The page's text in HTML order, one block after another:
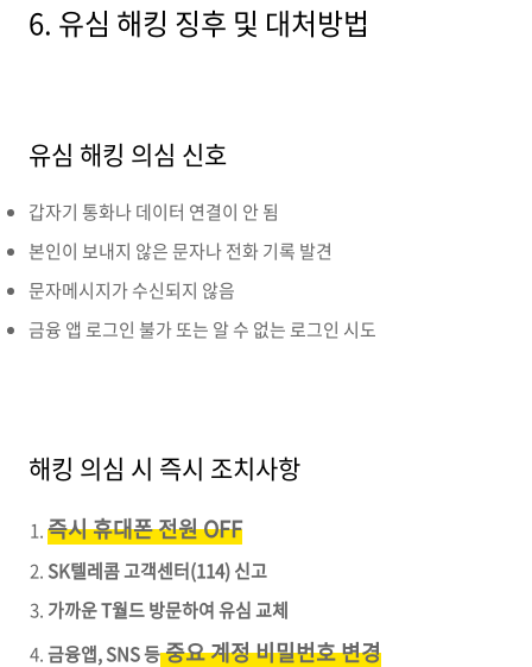
6. 유심 해킹 징후 및 대처방법
유심 해킹 의심 신호
갑자기 통화나 데이터 연결이 안 됨
본인이 보내지 않은 문자나 전화 기록 발견
문자메시지가 수신되지 않음
금융 앱 로그인 불가 또는 알 수 없는 로그인 시도
해킹 의심 시 즉시 조치사항
즉시 휴대폰 전원 OFF
SK텔레콤 고객센터(114) 신고
가까운 T월드 방문하여 유심 교체
금융앱, SNS 등중요 계정 비밀번호 변경